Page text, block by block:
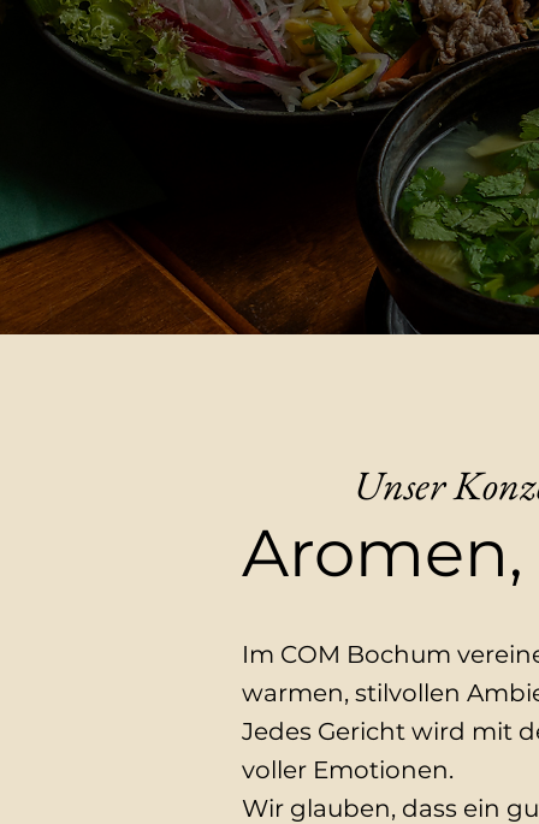
Unser
Im COM Bochum
warmen, stilvollen
Jedes Gericht wird mit
voller Emotionen.
Wir glauben, dass ein